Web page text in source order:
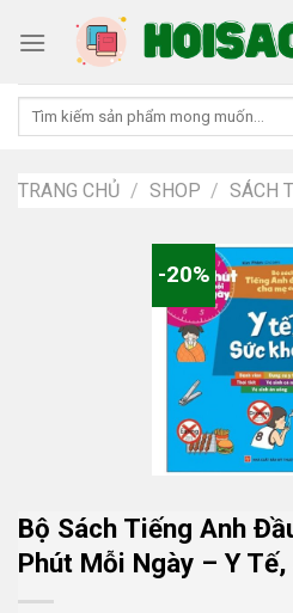
Tìm
TRANG CHỦ / SHOP / SÁCH
-20%
Bộ Sách Tiếng Anh
Phút Mỗi Ngày – Y